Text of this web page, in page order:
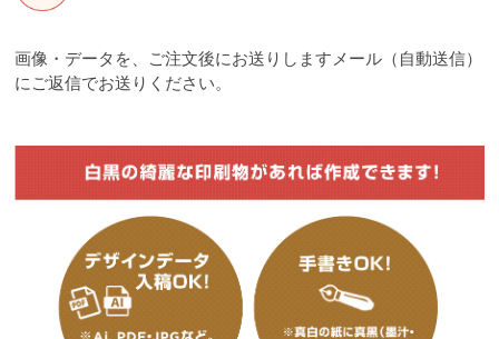
画像・データを、ご注文後にお送りしますメール（自動送信）
にご返信でお送りください。